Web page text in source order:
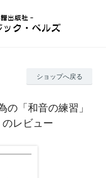
ショップへ戻る
の「和音の練習」
のレビュー